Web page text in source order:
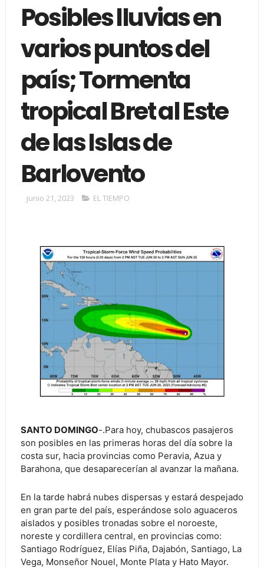
Posibles lluvias en
varios puntos del
país; Tormenta
tropical Bret al Este
de las Islas de
Barlovento
junio 21, 2023 EL TIEMPO
SANTO DOMINGO-.Para hoy, chubascos pasajeros
son posibles en las primeras horas del día sobre la
costa sur, hacia provincias como Peravia, Azua y
Barahona, que desaparecerían al avanzar la mañana.
En la tarde habrá nubes dispersas y estará despejado
en gran parte del país, esperándose solo aguaceros
aislados y posibles tronadas sobre el noroeste,
noreste y cordillera central, en provincias como:
Santiago Rodríguez, Elías Piña, Dajabón, Santiago, La
Vega, Monseñor Nouel, Monte Plata y Hato Mayor.